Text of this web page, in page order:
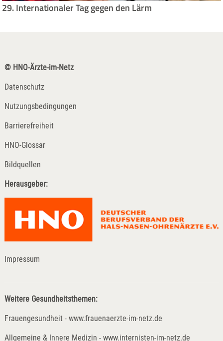
29. Internationaler Tag gegen den Lärm
© HNO-Ärzte-im-Netz
Datenschutz
Nutzungsbedingungen
Barrierefreiheit
HNO-Glossar
Bildquellen
Herausgeber:
Impressum
Weitere Gesundheitsthemen:
Frauengesundheit - www.frauenaerzte-im-netz.de
Allgemeine & Innere Medizin - www.internisten-im-netz.de